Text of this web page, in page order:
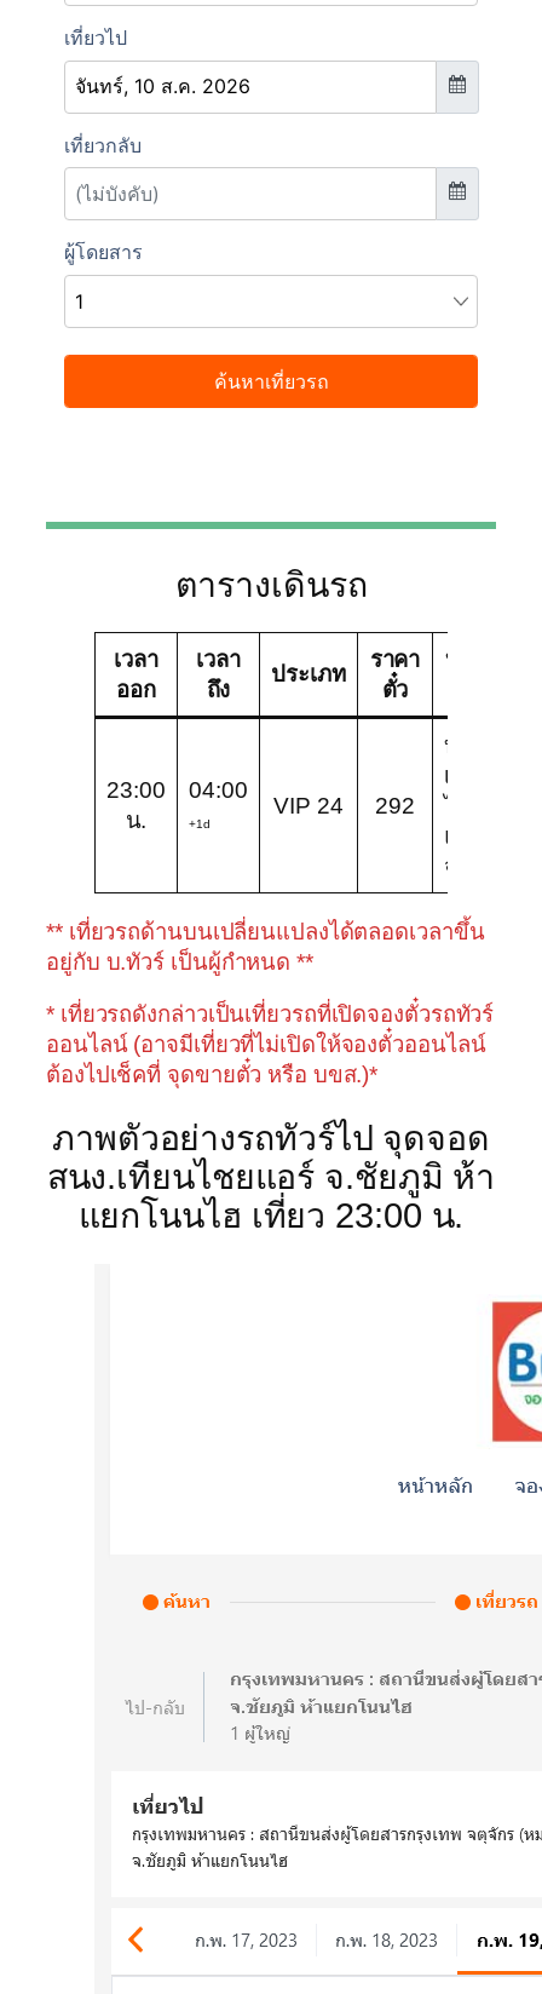
ตารางเดินรถ
เวลา
ออก
เวลา
ถึง
ประเภท
ราคา
ตั๋ว
บริษัท
23:00
น.
04:00
+1d
VIP 24 292
บริษัท
เทียน
ไชย
แอร์
จำกัด
** เที่ยวรถด้านบนเปลี่ยนแปลงได้ตลอดเวลาขึ้น
อยู่กับ บ.ทัวร์ เป็นผู้กำหนด **
* เที่ยวรถดังกล่าวเป็นเที่ยวรถที่เปิดจองตั๋วรถทัวร์
ออนไลน์ (อาจมีเที่ยวที่ไม่เปิดให้จองตั๋วออนไลน์
ต้องไปเช็คที่ จุดขายตั๋ว หรือ บขส.)*
ภาพตัวอย่างรถทัวร์ไป จุดจอด
สนง.เทียนไชยแอร์ จ.ชัยภูมิ ห้า
แยกโนนไฮ เที่ยว 23:00 น.